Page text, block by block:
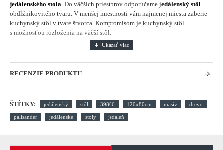
jedálenského stola. Do väčších priestorov odporúčame jedálenský stôl
obdĺžnikovitého tvaru. V menšej miestnosti vám najmenej miesta zaberie
kuchynský stôl v tvare štvorca. Kompromisom je kuchynský stôl
s možnosťou rozloženia na väčší stôl.
RECENZIE PRODUKTU
ŠTÍTKY: jedálenský stôl 39866 120x80cm masív drevo
palisander jedálenské stoly jedáleň